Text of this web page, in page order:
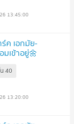
13:45:00
ค เอกมัย-
เข้าอยู่🌼
40
13:20:00